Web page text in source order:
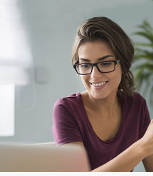
t
r
C
n
g
t